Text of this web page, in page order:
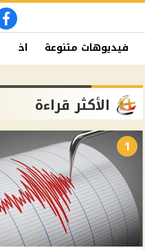
فيديوهات متنوعة اخبار
الأكثر قراءة
1